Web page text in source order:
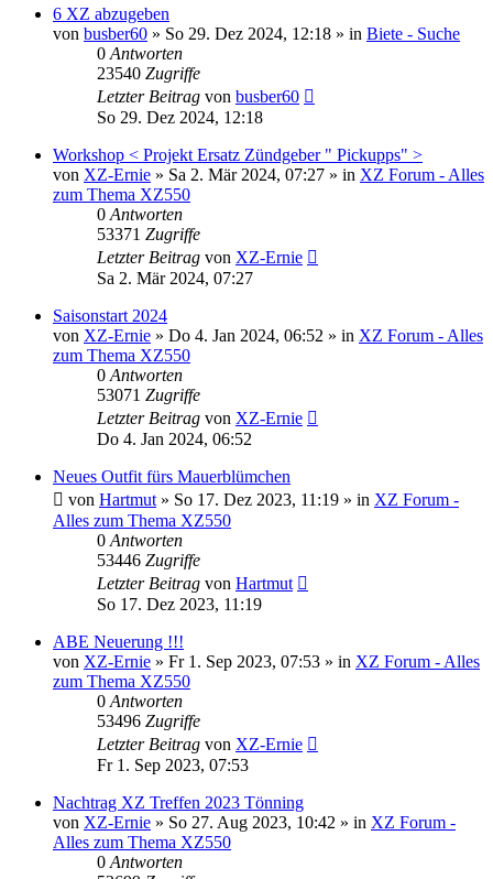
6 XZ abzugeben
von busber60 » So 29. Dez 2024, 12:18 » in Biete - Suche
0 Antworten
23540 Zugriffe
Letzter Beitrag von busber60
So 29. Dez 2024, 12:18
Workshop < Projekt Ersatz Zündgeber " Pickupps" >
von XZ-Ernie » Sa 2. Mär 2024, 07:27 » in XZ Forum - Alles
zum Thema XZ550
0 Antworten
53371 Zugriffe
Letzter Beitrag von XZ-Ernie
Sa 2. Mär 2024, 07:27
Saisonstart 2024
von XZ-Ernie » Do 4. Jan 2024, 06:52 » in XZ Forum - Alles
zum Thema XZ550
0 Antworten
53071 Zugriffe
Letzter Beitrag von XZ-Ernie
Do 4. Jan 2024, 06:52
Neues Outfit fürs Mauerblümchen
von Hartmut » So 17. Dez 2023, 11:19 » in XZ Forum -
Alles zum Thema XZ550
0 Antworten
53446 Zugriffe
Letzter Beitrag von Hartmut
So 17. Dez 2023, 11:19
ABE Neuerung !!!
von XZ-Ernie » Fr 1. Sep 2023, 07:53 » in XZ Forum - Alles
zum Thema XZ550
0 Antworten
53496 Zugriffe
Letzter Beitrag von XZ-Ernie
Fr 1. Sep 2023, 07:53
Nachtrag XZ Treffen 2023 Tönning
von XZ-Ernie » So 27. Aug 2023, 10:42 » in XZ Forum -
Alles zum Thema XZ550
0 Antworten